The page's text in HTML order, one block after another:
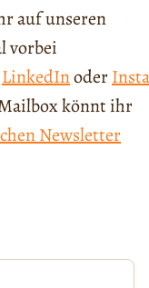
auf unseren
vorbei
LinkedInoder
könnt ihr
Newsletter